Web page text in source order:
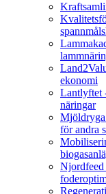
ekonomi
Lantlyftet
näringar
Mjöldryga
för andra
Njordfeed